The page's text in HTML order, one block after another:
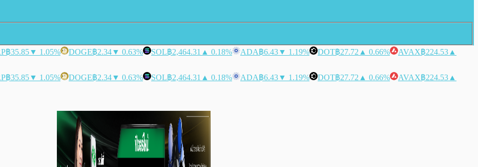
฿35.85▼ 1.05% DOGE฿2.34▼ 0.63% SOL฿2,464.31 ▲ 0.18% ADA฿6.43▼ 1.19% DOT฿27.72 ▲ 0.66% AVAX฿224.53 ▲
฿35.85▼ 1.05% DOGE฿2.34▼ 0.63% SOL฿2,464.31 ▲ 0.18% ADA฿6.43▼ 1.19% DOT฿27.72 ▲ 0.66% AVAX฿224.53 ▲